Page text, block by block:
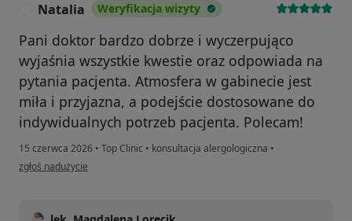
Natalia Weryfikacja wizyty
Pani doktor bardzo dobrze i wyczerpująco
wyjaśnia wszystkie kwestie oraz odpowiada na
pytania pacjenta. Atmosfera w gabinecie jest
miła i przyjazna, a podejście dostosowane do
indywidualnych potrzeb pacjenta. Polecam!
15 czerwca 2026 • Top Clinic • konsultacja alergologiczna •
w opinii użytkownika Natalia
zgłoś nadużycie